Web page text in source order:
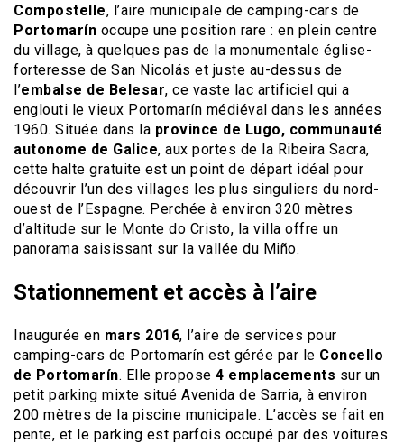
Compostelle, l’aire municipale de camping-cars de
Portomarín occupe une position rare : en plein centre
du village, à quelques pas de la monumentale église-
forteresse de San Nicolás et juste au-dessus de
l’embalse de Belesar, ce vaste lac artificiel qui a
englouti le vieux Portomarín médiéval dans les années
1960. Située dans la province de Lugo, communauté
autonome de Galice, aux portes de la Ribeira Sacra,
cette halte gratuite est un point de départ idéal pour
découvrir l’un des villages les plus singuliers du nord-
ouest de l’Espagne. Perchée à environ 320 mètres
d’altitude sur le Monte do Cristo, la villa offre un
panorama saisissant sur la vallée du Miño.
Stationnement et accès à l’aire
Inaugurée en mars 2016, l’aire de services pour
camping-cars de Portomarín est gérée par le Concello
de Portomarín. Elle propose 4 emplacements sur un
petit parking mixte situé Avenida de Sarria, à environ
200 mètres de la piscine municipale. L’accès se fait en
pente, et le parking est parfois occupé par des voitures